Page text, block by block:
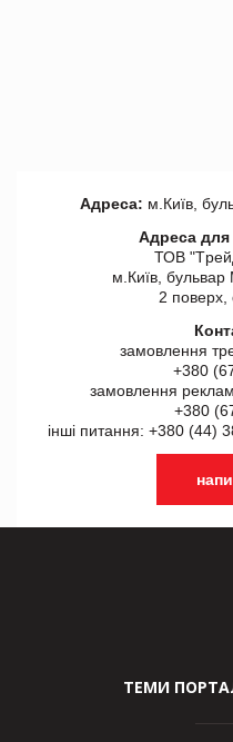
Адреса: м.Київ,
Адреса для
ТОВ
м.Київ, бульвар
2
замовлення
+380
замовлення
+380
інші питання: +380 (44)
ТЕМИ